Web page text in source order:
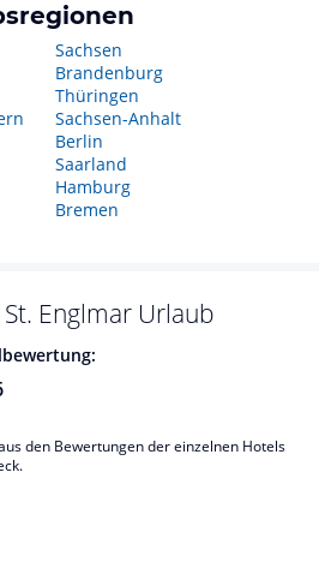
Sachsen
Brandenburg
Thüringen
Sachsen-Anhalt
Berlin
Saarland
Hamburg
Bremen
St. Englmar Urlaub
den Bewertungen der einzelnen Hotels